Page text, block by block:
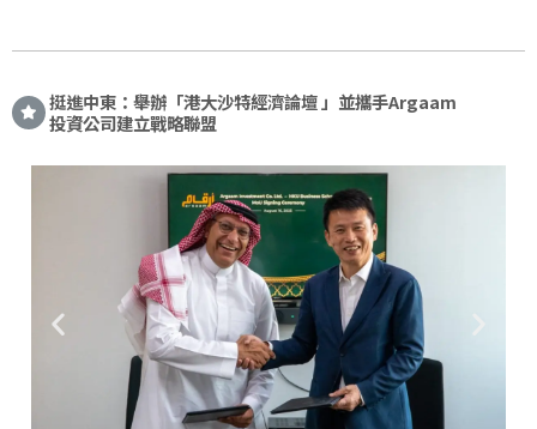
挺進中東：舉辦「港大沙特經濟論壇 」並攜手Argaam
投資公司建立戰略聯盟